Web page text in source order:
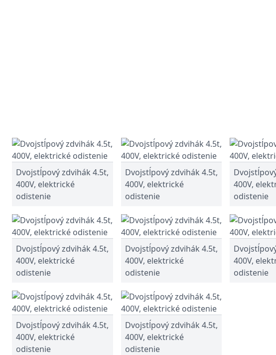
Dvojstĺpový zdvihák 4.5t,
400V, elektrické
odistenie
Dvojstĺpový zdvihák 4.5t,
400V, elektrické
odistenie
400V,
odistenie
Dvojstĺpový zdvihák 4.5t,
400V, elektrické
odistenie
Dvojstĺpový zdvihák 4.5t,
400V, elektrické
odistenie
400V,
odistenie
Dvojstĺpový zdvihák 4.5t,
400V, elektrické
odistenie
Dvojstĺpový zdvihák 4.5t,
400V, elektrické
odistenie